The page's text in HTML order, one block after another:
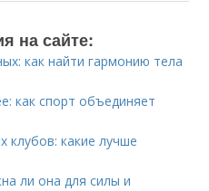
на сайте:
как найти гармонию тела
как спорт объединяет
клубов: какие лучше
ли она для силы и